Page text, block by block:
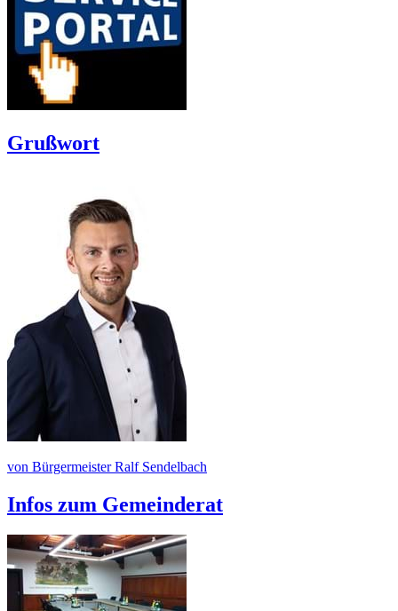
Grußwort
von Bürgermeister Ralf Sendelbach
Infos zum Gemeinderat